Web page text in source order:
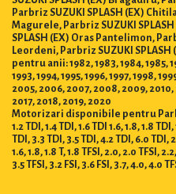
Parbriz SUZUKI SPLASH (EX)
Magurele, Parbriz SUZUKI
SPLASH (EX) Oras Pantelimon,
Leordeni, Parbriz SUZUKI
pentru anii: 1982, 1983, 1984, 1985,
1993, 1994, 1995, 1996, 1997, 1998,
2005, 2006, 2007, 2008, 2009, 2010,
2017, 2018, 2019, 2020
Motorizari disponibile pentru
1.2 TDI, 1.4 TDI, 1.6 TDI 1.6, 1.8, 1.8
TDI, 3.3 TDI, 3.5 TDI, 4.2 TDI, 6.0 TDI,
1.6, 1.8, 1.8 T, 1.8 TFSI, 2.0, 2.0 TFSI,
3.5 TFSI, 3.2 FSI, 3.6 FSI, 3.7, 4.0, 4.0